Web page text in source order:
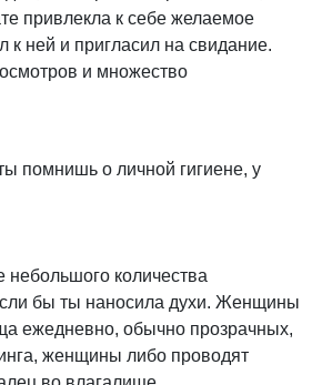
привлекла к себе желаемое
ней и пригласил на свидание.
и множество
помнишь о личной гигиене, у
небольшого количества
бы ты наносила духи. Женщины
ежедневно, обычно прозрачных,
женщины либо проводят